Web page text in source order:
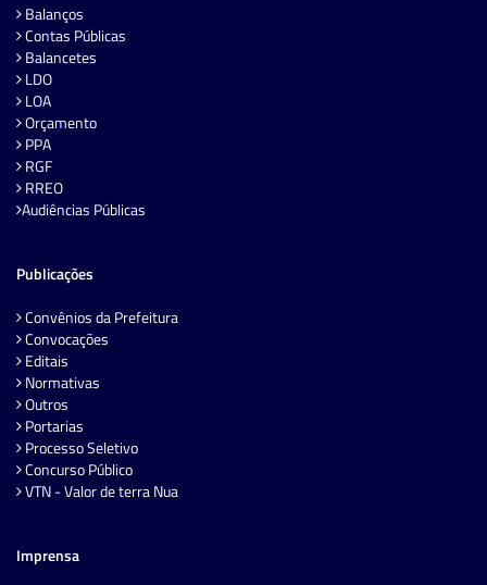
Balanços
Contas Públicas
Balancetes
LDO
LOA
Orçamento
PPA
RGF
RREO
Audiências Públicas
Publicações
Convênios da Prefeitura
Convocações
Editais
Normativas
Outros
Portarias
Processo Seletivo
Concurso Público
VTN - Valor de terra Nua
Imprensa